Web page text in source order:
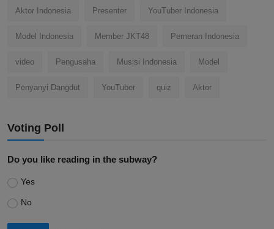
Aktor Indonesia Presenter YouTuber Indonesia
Model Indonesia Member JKT48 Pemeran Indonesia
video Pengusaha Musisi Indonesia Model
Penyanyi Dangdut YouTuber quiz Aktor
Voting Poll
Do you like reading in the subway?
Yes
No